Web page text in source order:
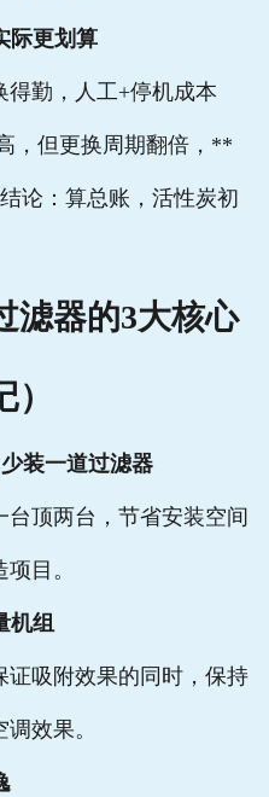
际更划算
勤，人工+停机成本
，但更换周期翻倍，**
论：算总账，活性炭初
滤器的3大核心
装一道过滤器
顶两台，节省安装空间
目。
机组
吸附效果的同时，保持
效果。